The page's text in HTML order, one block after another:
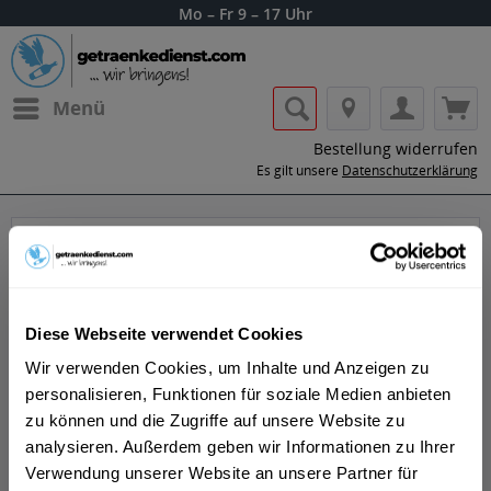
Diese Webseite verwendet Cookies
Wir verwenden Cookies, um Inhalte und Anzeigen zu
personalisieren, Funktionen für soziale Medien anbieten
zu können und die Zugriffe auf unsere Website zu
analysieren. Außerdem geben wir Informationen zu Ihrer
Verwendung unserer Website an unsere Partner für
Mo – Fr 9 – 17 Uhr
Menü
Bestellung widerrufen
Es gilt unsere Datenschutzerklärung
Peachtree Likör
Lass dir die Getränke von Peachtree Likör
nach Hause oder ins Büro liefern.